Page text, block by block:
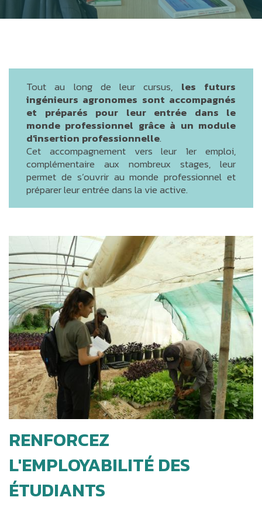
Tout au long de leur cursus, les futurs
ingénieurs agronomes sont accompagnés
et préparés pour leur entrée dans le
monde professionnel grâce à un module
d’insertion professionnelle.
Cet accompagnement vers leur 1er emploi,
complémentaire aux nombreux stages, leur
permet de s’ouvrir au monde professionnel et
préparer leur entrée dans la vie active.
RENFORCEZ
L'EMPLOYABILITÉ DES
ÉTUDIANTS